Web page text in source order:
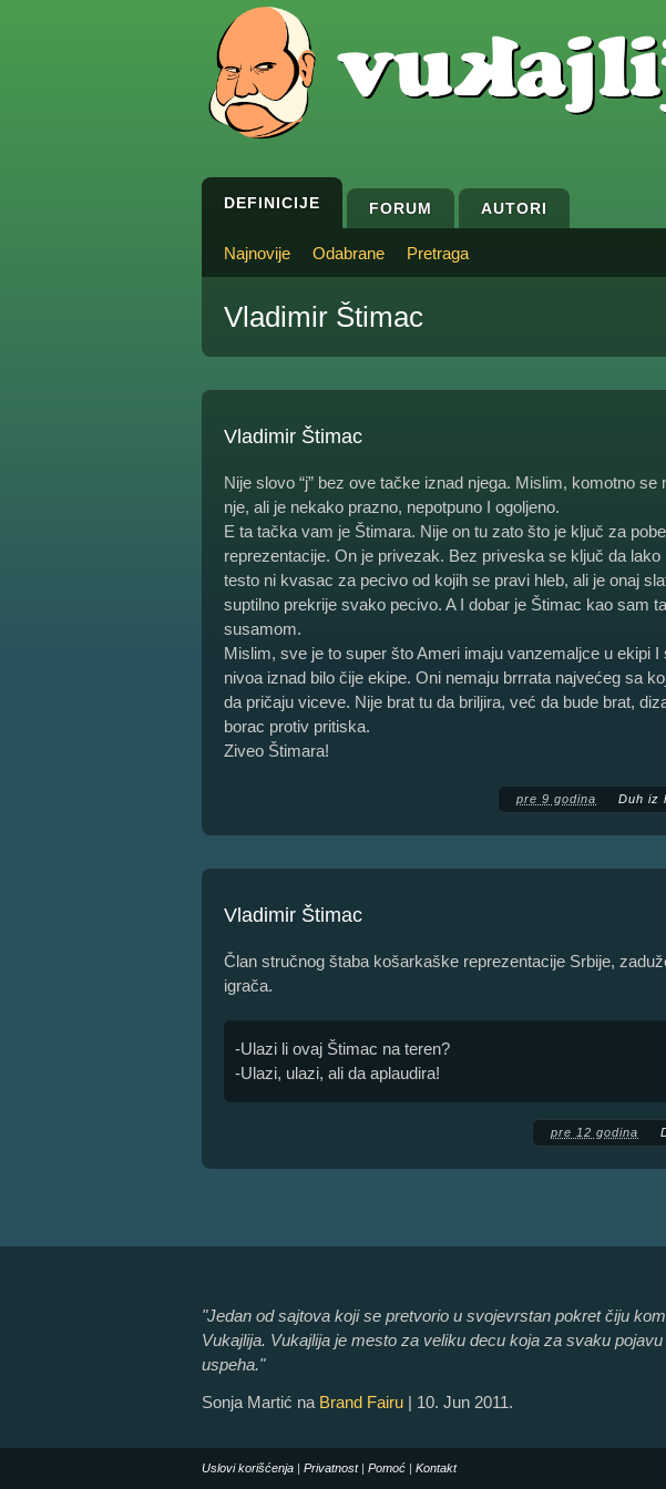
DEFINICIJE FORUM AUTORI
Najnovije Odabrane Pretraga
Vladimir Štimac
Vladimir Štimac
Nije slovo “j” bez ove tačke iznad njega. Mislim, komotno se
nje, ali je nekako prazno, nepotpuno I ogoljeno.
E ta tačka vam je Štimara. Nije on tu zato što je ključ za
reprezentacije. On je privezak. Bez priveska se ključ da lako
testo ni kvasac za pecivo od kojih se pravi hleb, ali je onaj
suptilno prekrije svako pecivo. A I dobar je Štimac kao sam
susamom.
Mislim, sve je to super što Ameri imaju vanzemaljce u ekipi
nivoa iznad bilo čije ekipe. Oni nemaju brrrata najvećeg sa
da pričaju viceve. Nije brat tu da briljira, već da bude brat,
borac protiv pritiska.
Ziveo Štimara!
pre 9 godina Duh iz
Vladimir Štimac
Član stručnog štaba košarkaške reprezentacije Srbije,
igrača.
-Ulazi li ovaj Štimac na teren?
-Ulazi, ulazi, ali da aplaudira!
pre 12 godina
"Jedan od sajtova koji se pretvorio u svojevrstan pokret čiju
Vukajlija. Vukajlija je mesto za veliku decu koja za svaku
uspeha."
Sonja Martić na Brand Fairu | 10. Jun 2011.
Uslovi korišćenja | Privatnost| Pomoć | Kontakt